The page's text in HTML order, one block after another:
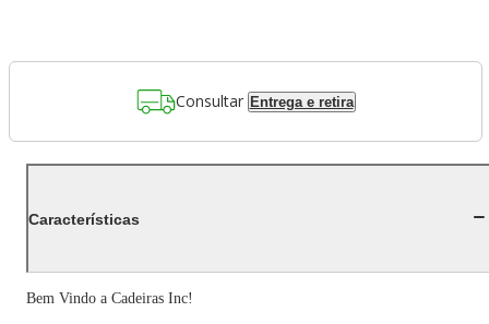
Consultar Entrega e retira
Características
Bem Vindo a Cadeiras Inc!